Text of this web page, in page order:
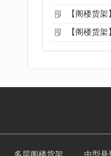
【阁楼货
【阁楼货
多层阁楼货架
中型悬